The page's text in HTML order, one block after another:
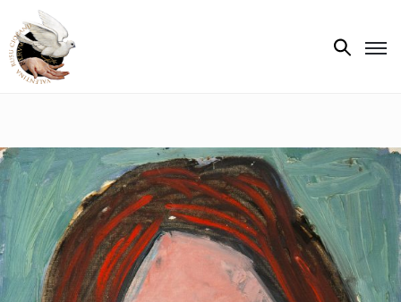
Biografie
Opere
de
artă
V.R.C.
Atelier